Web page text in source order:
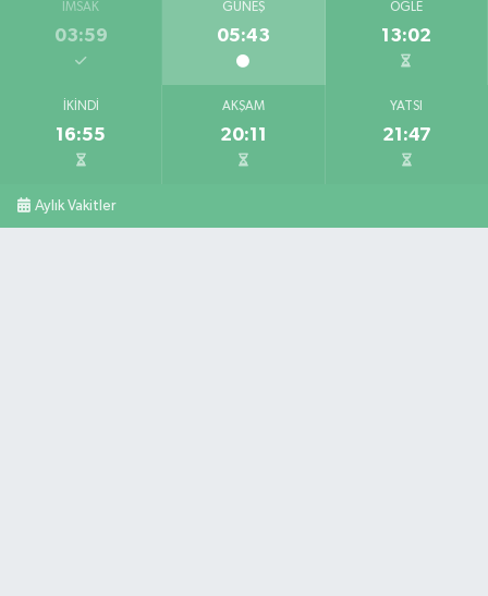
İMSAK
03:59
GÜNEŞ
05:43
ÖĞLE
13:02
İKINDI
16:55
AKŞAM
20:11
YATSI
21:47
Aylık Vakitler